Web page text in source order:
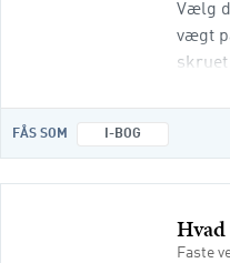
Vælg
vægt
FÅS SOM I-BOG
Faste